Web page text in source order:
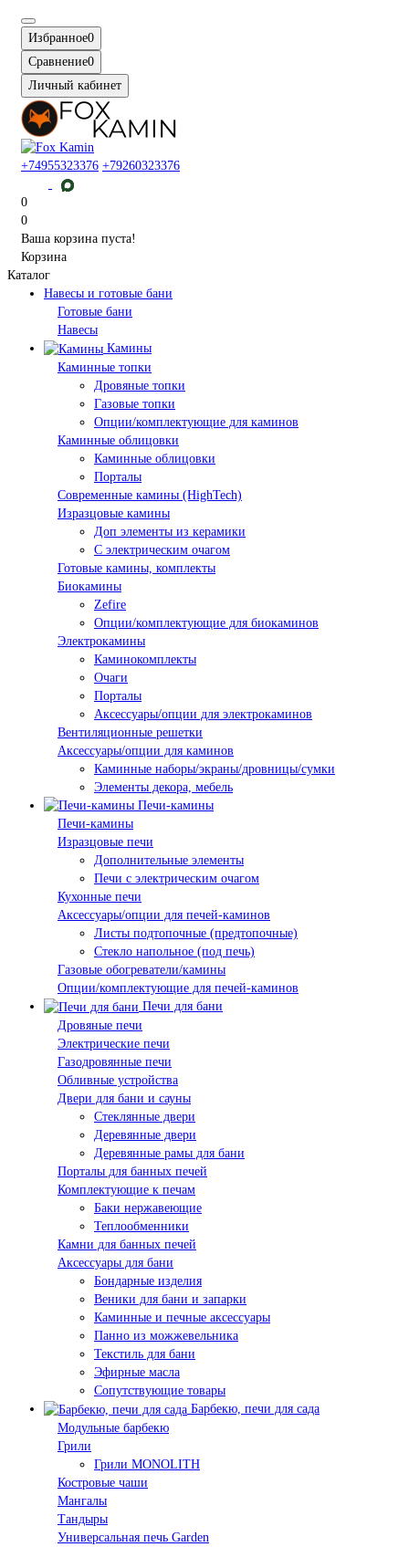
Избранное0
Сравнение0
Личный кабинет
+74955323376 +79260323376
0
0
Ваша корзина пуста!
Корзина
Каталог
Навесы и готовые бани
Готовые бани
Навесы
Камины
Каминные топки
Дровяные топки
Газовые топки
Опции/комплектующие для каминов
Каминные облицовки
Каминные облицовки
Порталы
Современные камины (HighTech)
Изразцовые камины
Доп элементы из керамики
С электрическим очагом
Готовые камины, комплекты
Биокамины
Zefire
Опции/комплектующие для биокаминов
Электрокамины
Каминокомплекты
Очаги
Порталы
Аксессуары/опции для электрокаминов
Вентиляционные решетки
Аксессуары/опции для каминов
Каминные наборы/экраны/дровницы/сумки
Элементы декора, мебель
Печи-камины
Печи-камины
Изразцовые печи
Дополнительные элементы
Печи с электрическим очагом
Кухонные печи
Аксессуары/опции для печей-каминов
Листы подтопочные (предтопочные)
Стекло напольное (под печь)
Газовые обогреватели/камины
Опции/комплектующие для печей-каминов
Печи для бани
Дровяные печи
Электрические печи
Газодровянные печи
Обливные устройства
Двери для бани и сауны
Стеклянные двери
Деревянные двери
Деревянные рамы для бани
Порталы для банных печей
Комплектующие к печам
Баки нержавеющие
Теплообменники
Камни для банных печей
Аксессуары для бани
Бондарные изделия
Веники для бани и запарки
Каминные и печные аксессуары
Панно из можжевельника
Текстиль для бани
Эфирные масла
Сопутствующие товары
Барбекю, печи для сада
Модульные барбекю
Грили
Грили MONOLITH
Костровые чаши
Мангалы
Тандыры
Универсальная печь Garden